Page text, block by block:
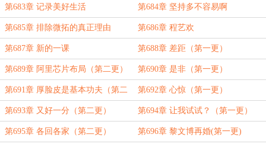
第683章 记录美好生活 第684章 坚持多不容易啊
第685章 排除微拓的真正理由 第686章 程艺欢
第687章 新的一课 第688章 差距（第一更）
第689章 阿里芯片布局（第二更） 第690章 是非（第一更）
第691章 厚脸皮是基本功夫（第二
更）
第692章 心惊（第一更）
第693章 又好一分（第二更） 第694章 让我试试？（第一更）
第695章 各回各家（第二更） 第696章 黎文博再婚(第一更)